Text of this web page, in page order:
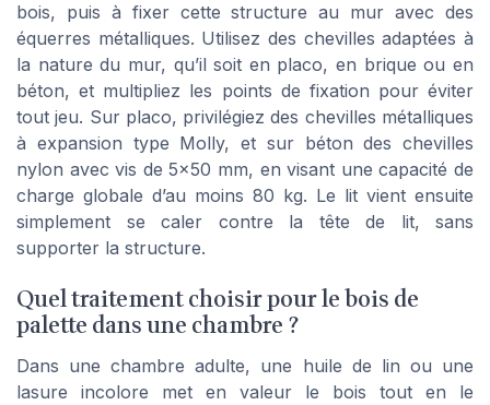
bois, puis à fixer cette structure au mur avec des
équerres métalliques. Utilisez des chevilles adaptées à
la nature du mur, qu’il soit en placo, en brique ou en
béton, et multipliez les points de fixation pour éviter
tout jeu. Sur placo, privilégiez des chevilles métalliques
à expansion type Molly, et sur béton des chevilles
nylon avec vis de 5×50 mm, en visant une capacité de
charge globale d’au moins 80 kg. Le lit vient ensuite
simplement se caler contre la tête de lit, sans
supporter la structure.
Quel traitement choisir pour le bois de
palette dans une chambre ?
Dans une chambre adulte, une huile de lin ou une
lasure incolore met en valeur le bois tout en le